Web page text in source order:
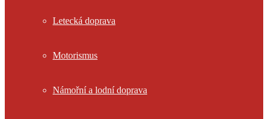
Letecká doprava
Motorismus
Námořní a lodní doprava